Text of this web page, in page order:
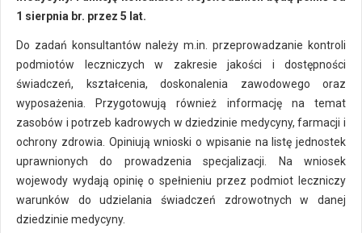
1 sierpnia br. przez 5 lat.
Do zadań konsultantów należy m.in. przeprowadzanie kontroli
podmiotów leczniczych w zakresie jakości i dostępności
świadczeń, kształcenia, doskonalenia zawodowego oraz
wyposażenia. Przygotowują również informację na temat
zasobów i potrzeb kadrowych w dziedzinie medycyny, farmacji i
ochrony zdrowia. Opiniują wnioski o wpisanie na listę jednostek
uprawnionych do prowadzenia specjalizacji. Na wniosek
wojewody wydają opinię o spełnieniu przez podmiot leczniczy
warunków do udzielania świadczeń zdrowotnych w danej
dziedzinie medycyny.